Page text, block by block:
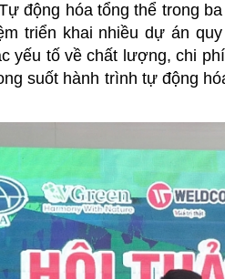
động hóa tổng thể trong
triển khai nhiều dự án
yếu tố về chất lượng, chi
suốt hành trình tự động